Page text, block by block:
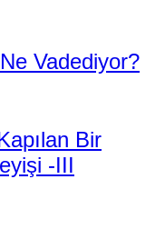
Vadediyor?
Bir
-III